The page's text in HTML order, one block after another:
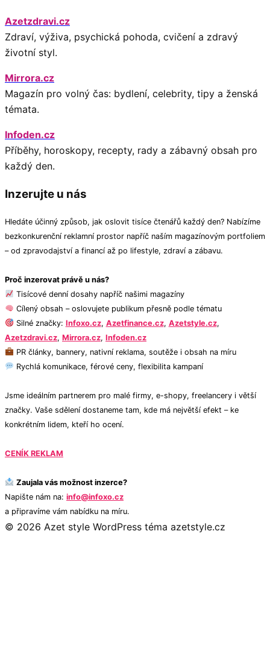
Azetzdravi.cz
Zdraví, výživa, psychická pohoda, cvičení a zdravý
životní styl.
Mirrora.cz
Magazín pro volný čas: bydlení, celebrity, tipy a ženská
témata.
Infoden.cz
Příběhy, horoskopy, recepty, rady a zábavný obsah pro
každý den.
Inzerujte u nás
Hledáte účinný způsob, jak oslovit tisíce čtenářů každý den? Nabízíme
bezkonkurenční reklamní prostor napříč naším magazínovým portfoliem
– od zpravodajství a financí až po lifestyle, zdraví a zábavu.
Proč inzerovat právě u nás?
Tisícové denní dosahy napříč našimi magazíny
Cílený obsah – oslovujete publikum přesně podle tématu
Silné značky: Infoxo.cz, Azetfinance.cz, Azetstyle.cz,
Azetzdravi.cz, Mirrora.cz, Infoden.cz
PR články, bannery, nativní reklama, soutěže i obsah na míru
Rychlá komunikace, férové ceny, flexibilita kampaní
Jsme ideálním partnerem pro malé firmy, e-shopy, freelancery i větší
značky. Vaše sdělení dostaneme tam, kde má největší efekt – ke
konkrétním lidem, kteří ho ocení.
CENÍK REKLAM
Zaujala vás možnost inzerce?
Napište nám na: info@infoxo.cz
a připravíme vám nabídku na míru.
© 2026 Azet style WordPress téma azetstyle.cz